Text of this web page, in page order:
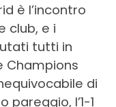
è l’incontro
club, e i
tutti in
Champions
di
l’1-1